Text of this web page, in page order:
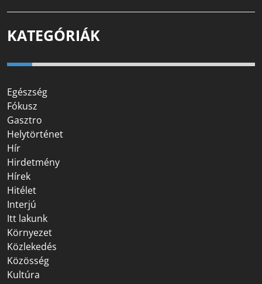
KATEGÓRIÁK
Egészség
Fókusz
Gasztro
Helytörténet
Hír
Hirdetmény
Hírek
Hitélet
Interjú
Itt lakunk
Környezet
Közlekedés
Közösség
Kultúra